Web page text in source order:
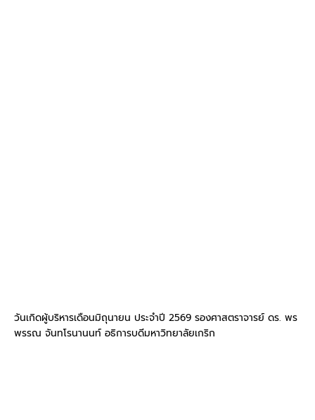
วันเกิดผู้บริหารเดือนมิถุนายน ประจำปี 2569 รองศาสตราจารย์ ดร. พร
พรรณ จันทโรนานนท์ อธิการบดีมหาวิทยาลัยเกริก